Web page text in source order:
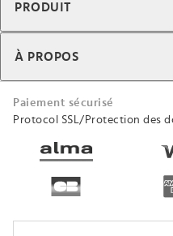
PRODUIT
À PROPOS
Paiement sécurisé
Protocol SSL/Protection des